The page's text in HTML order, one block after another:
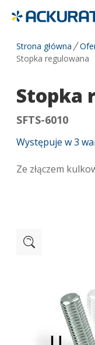
Strona główna
Stopka regulowana
Stopka
SFTS-6010
Występuje w3
Ze złączem